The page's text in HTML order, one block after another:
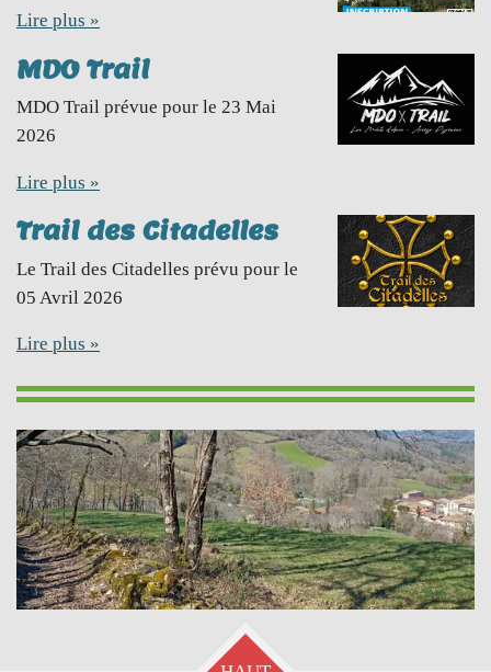
Lire plus »
MDO Trail
MDO Trail prévue pour le 23 Mai
2026
Lire plus »
Trail des Citadelles
Le Trail des Citadelles prévu pour le
05 Avril 2026
Lire plus »